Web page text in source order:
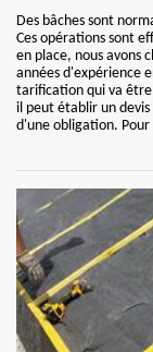
Des bâches sont
Ces opérations sont
en place, nous avons
années d'expérience
tarification qui va
il peut établir un
d'une obligation. Pour